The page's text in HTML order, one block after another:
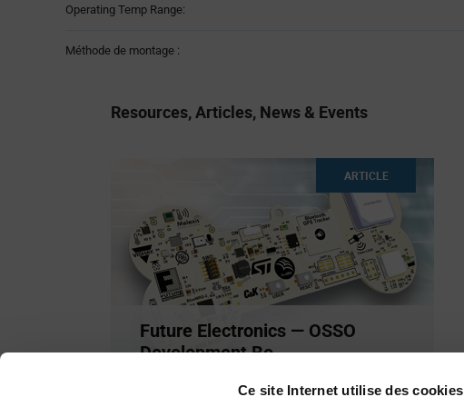
Ce site Internet utilise des cookies
Operating Temp Range:
Méthode de montage :
Resources, Articles, News & Events
ARTICLE
Future Electronics — OSSO
Development Bo...
Melexis are proud to ...